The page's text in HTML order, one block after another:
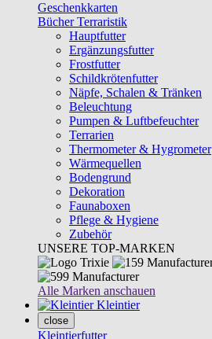
Geschenkkarten
Bücher Terraristik
Hauptfutter
Ergänzungsfutter
Frostfutter
Schildkrötenfutter
Näpfe, Schalen & Tränken
Beleuchtung
Pumpen & Luftbefeuchter
Terrarien
Thermometer & Hygrometer
Wärmequellen
Bodengrund
Dekoration
Faunaboxen
Pflege & Hygiene
Zubehör
UNSERE TOP-MARKEN
Alle Marken anschauen
Kleintier
close
Kleintierfutter